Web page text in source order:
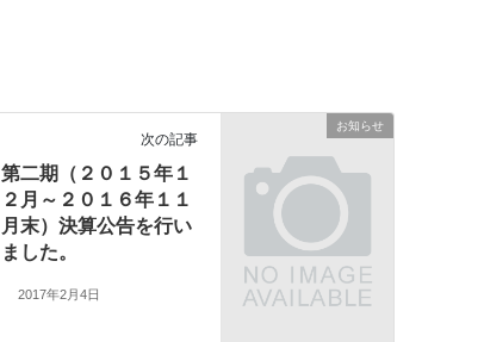
お知らせ
次の記事
第二期（２０１５年１
２月～２０１６年１１
月末）決算公告を行い
ました。
2017年2月4日